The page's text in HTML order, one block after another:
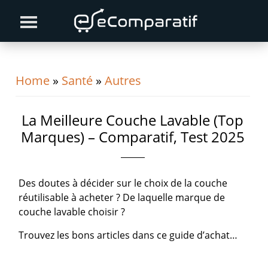
primary
content
primary
Home » Santé »Autres
La Meilleure Couche Lavable (Top
Marques) – Comparatif, Test 2025
Des doutes à décider sur le choix de la couche
réutilisable à acheter ? De laquelle marque de
couche lavable choisir ?
Trouvez les bons articles dans ce guide d’achat…